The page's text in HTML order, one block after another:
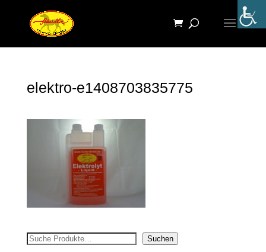
elektro-e1408703835775
Suchen Suchen